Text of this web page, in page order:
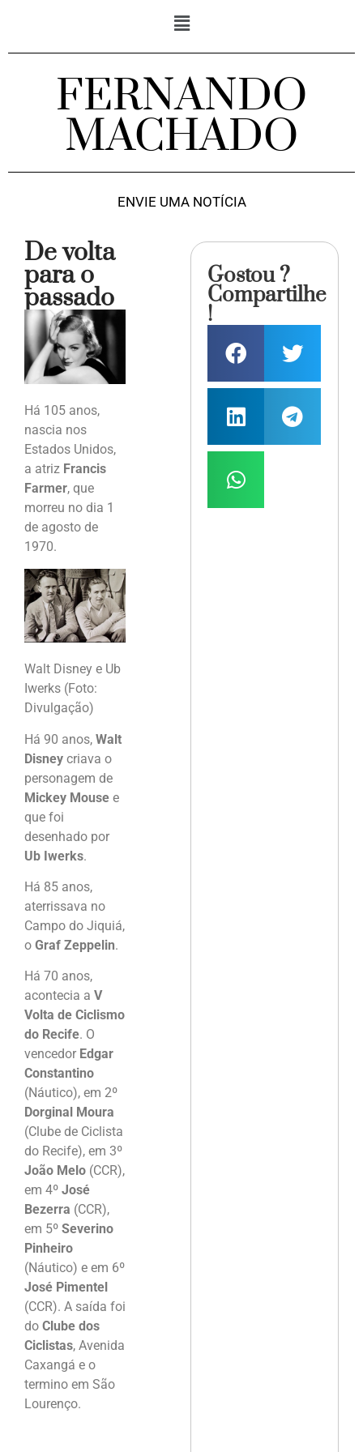
FERNANDO
MACHADO
ENVIE UMA NOTÍCIA
De volta
para o
passado
Há 105 anos,
nascia nos
Estados Unidos,
a atriz Francis
Farmer, que
morreu no dia 1
de agosto de
1970.
Walt Disney e Ub
Iwerks (Foto:
Divulgação)
Há 90 anos, Walt
Disney criava o
personagem de
Mickey Mouse e
que foi
desenhado por
Ub Iwerks.
Há 85 anos,
aterrissava no
Campo do Jiquiá,
o Graf Zeppelin.
Há 70 anos,
acontecia a V
Volta de Ciclismo
do Recife. O
vencedor Edgar
Constantino
(Náutico), em 2º
Dorginal Moura
(Clube de Ciclista
do Recife), em 3º
João Melo (CCR),
em 4º José
Bezerra (CCR),
em 5º Severino
Pinheiro
(Náutico) e em 6º
José Pimentel
(CCR). A saída foi
do Clube dos
Ciclistas, Avenida
Caxangá e o
termino em São
Lourenço.
Gostou ?
Compartilhe
!